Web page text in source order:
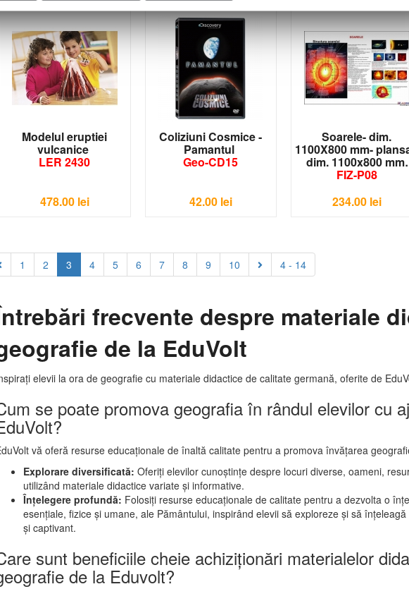
Modelul eruptiei
vulcanice
LER 2430
478.00 lei
Coliziuni Cosmice ‐
Pamantul
Geo-CD15
42.00 lei
Soarele- dim.
1100X800 mm-
dim. 1100x800 mm
FIZ-P08
234.00 lei
1 2 3 4 5 6 7 8 9 10 4 - 14
frecvente despre materiale
de la EduVolt
elevii la ora de geografie cu materiale didactice de calitate germană, oferite de
se poate promova geografia în rândul elevilor cu
vă oferă resurse educaționale de înaltă calitate pentru a promova învățarea
Explorare diversificată: Oferiți elevilor cunoștințe despre locuri diverse, oameni,
utilizând materiale didactice variate și informative.
Înțelegere profundă: Folosiți resurse educaționale de calitate pentru a dezvolta o
esențiale, fizice și umane, ale Pământului, inspirând elevii să exploreze și să
și captivant.
sunt beneficiile cheie achiziționări materialelor
de la Eduvolt?